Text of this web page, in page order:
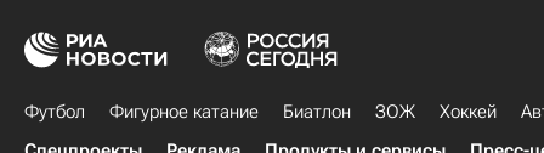
Футбол Фигурное катание Биатлон ЗОЖ Хоккей